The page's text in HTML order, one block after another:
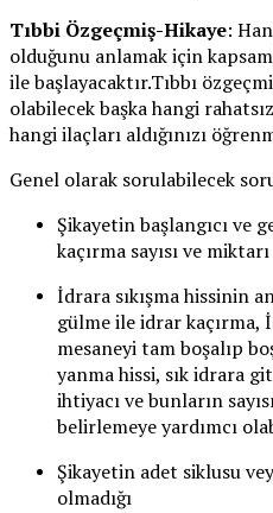
Tıbbi Özgeçmiş-Hikaye:
olduğunu anlamak için
ile başlayacaktır.Tıbbı
olabilecek başka hangi
hangi ilaçları aldığınızı
Genel olarak sorulabilecek
Şikayetin başlangıcı ve
kaçırma sayısı ve miktarı
İdrara sıkışma hissinin
gülme ile idrar kaçırma,
mesaneyi tam boşalıp
yanma hissi, sık idrara
ihtiyacı ve bunların
belirlemeye yardımcı
Şikayetin adet siklusu
olmadığı